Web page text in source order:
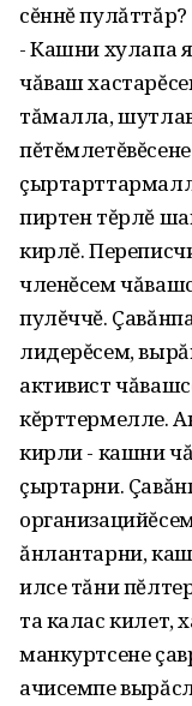
сĕннĕ пулăттăр?
- Кашни хулапа
чăваш
тăмалла,
пиртен тĕрлĕ
кирлĕ.
членĕсем
пулĕччĕ.
лидерĕсем,
активист
кĕрттермелле.
кирли - кашни
çыртарни.
ăнлантарни,
илсе тăни
та калас килет,
манкуртсене
ачисемпе